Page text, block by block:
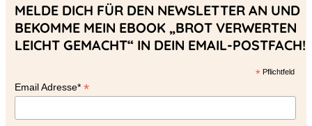
MELDE DICH FÜR DEN NEWSLETTER AN UND
BEKOMME MEIN EBOOK „BROT VERWERTEN
LEICHT GEMACHT“ IN DEIN EMAIL-POSTFACH!
* Pflichtfeld
Email Adresse* *